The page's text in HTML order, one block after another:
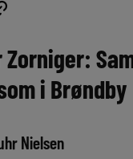
i Brøndby
Nielsen